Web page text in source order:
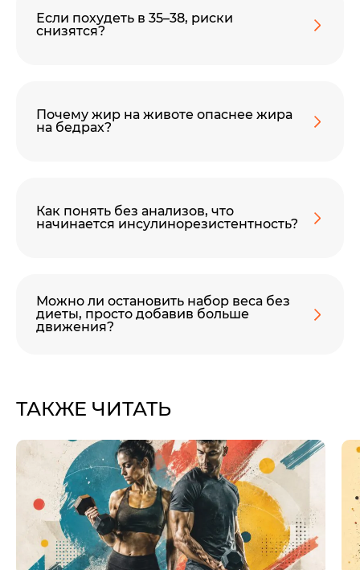
Если похудеть в 35–38, риски
снизятся?
Почему жир на животе опаснее жира
на бедрах?
Как понять без анализов, что
начинается инсулинорезистентность?
Можно ли остановить набор веса без
диеты, просто добавив больше
движения?
ТАКЖЕ ЧИТАТЬ